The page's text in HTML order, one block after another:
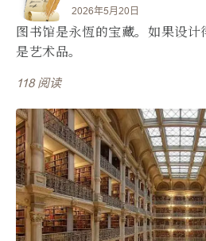
2026年5月20日
图书馆是永恆的宝藏。如果设
是艺术品。
118 阅读